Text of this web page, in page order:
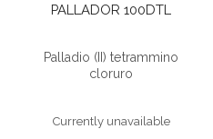
PALLADOR 100DTL
Palladio (II) tetrammino
cloruro
Currently unavailable